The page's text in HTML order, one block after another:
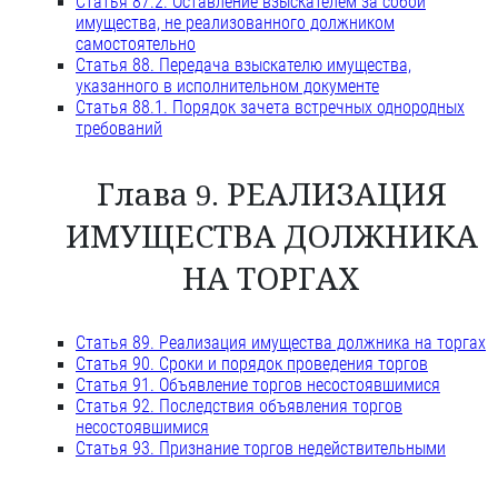
имущества, не реализованного должником
самостоятельно
Статья 88. Передача взыскателю имущества,
указанного в исполнительном документе
Статья 88.1. Порядок зачета встречных однородных
требований
Глава 9. РЕАЛИЗАЦИЯ
ИМУЩЕСТВА ДОЛЖНИКА
НА ТОРГАХ
Статья 89. Реализация имущества должника на торгах
Статья 90. Сроки и порядок проведения торгов
Статья 91. Объявление торгов несостоявшимися
Статья 92. Последствия объявления торгов
несостоявшимися
Статья 93. Признание торгов недействительными